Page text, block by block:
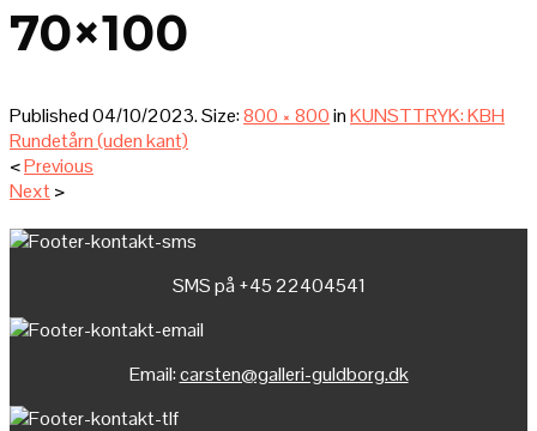
70×100
Published04/10/2023. Size:800 × 800inKUNSTTRYK: KBH
Rundetårn (uden kant)
<Previous
Next>
SMS på +45 22404541
Email:carsten@galleri-guldborg.dk